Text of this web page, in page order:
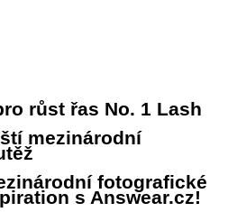
růst řas No. 1 Lash
mezinárodní
fotografické
s Answear.cz!